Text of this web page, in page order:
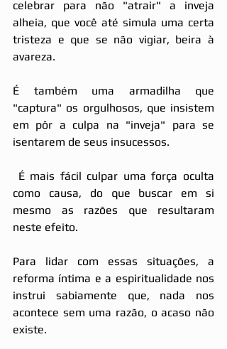
celebrar para não "atrair" a inveja
alheia, que você até simula uma certa
tristeza e que se não vigiar, beira à
avareza.
É também uma armadilha que
"captura" os orgulhosos, que insistem
em pôr a culpa na "inveja" para se
isentarem de seus insucessos.
como causa, do que buscar em si
mesmo as razões que resultaram
neste efeito.
Para lidar com essas situações, a
reforma íntima e a espiritualidade nos
instrui sabiamente que, nada nos
acontece sem uma razão, o acaso não
existe.